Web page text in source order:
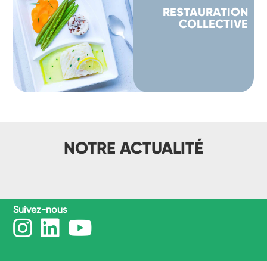
RESTAURATION
COLLECTIVE
NOTRE ACTUALITÉ
Suivez-nous